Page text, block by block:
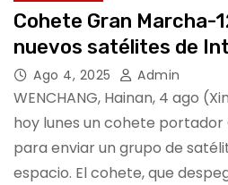
Cohete Gran Marcha-
nuevos satélites de
Ago 4, 2025 Admin
WENCHANG, Hainan, 4 ago
hoy lunes un cohete portador
para enviar un grupo de
espacio. El cohete, que